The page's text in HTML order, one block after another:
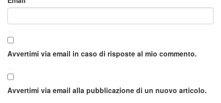
Avvertimi via email in caso di risposte al mio commento.
Avvertimi via email alla pubblicazione di un nuovo articolo.